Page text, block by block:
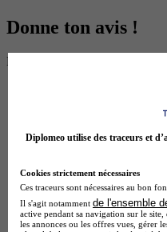
Donne ton avis !
Partage ton expérience et aide
Diplomeo utilise des traceurs et
Cookies strictement nécessaires
Ces traceurs sont nécessaires au bon
Il s'agit notamment de l'ensemble
active pendant sa navigation sur le
les annonces ou les offres vues, gérer